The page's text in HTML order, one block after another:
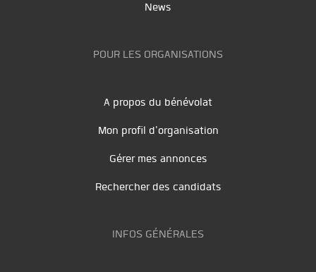
News
POUR LES ORGANISATIONS
A propos du bénévolat
Mon profil d'organisation
Gérer mes annonces
Rechercher des candidats
INFOS GÉNÉRALES